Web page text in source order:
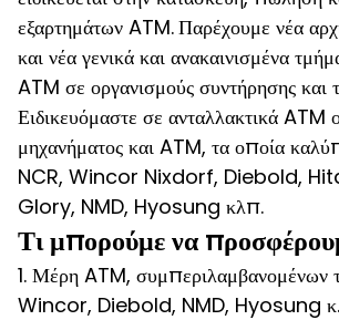
εξαρτημάτων ATM.Παρέχουμε νέα
και νέα γενικά και ανακαινισμένα
ATM σε οργανισμούς συντήρησης και
Ειδικευόμαστε σε ανταλλακτικά ATM
μηχανήματος και ATM, τα οποία
NCR, Wincor Nixdorf, Diebold,
Glory, NMD, Hyosung κλπ.
Τι μπορούμε να
1. Μέρη ATM, συμπεριλαμβανομένων
Wincor, Diebold, NMD, Hyosung